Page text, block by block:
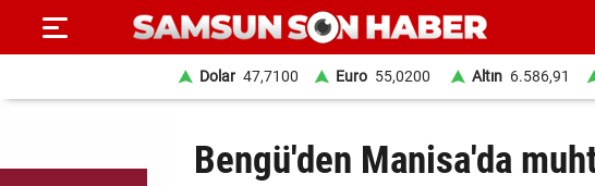
SAYFA
Dolar 47,7100 Euro 55,0200 Altın 6.586,91
Bengü'den Manisa'da